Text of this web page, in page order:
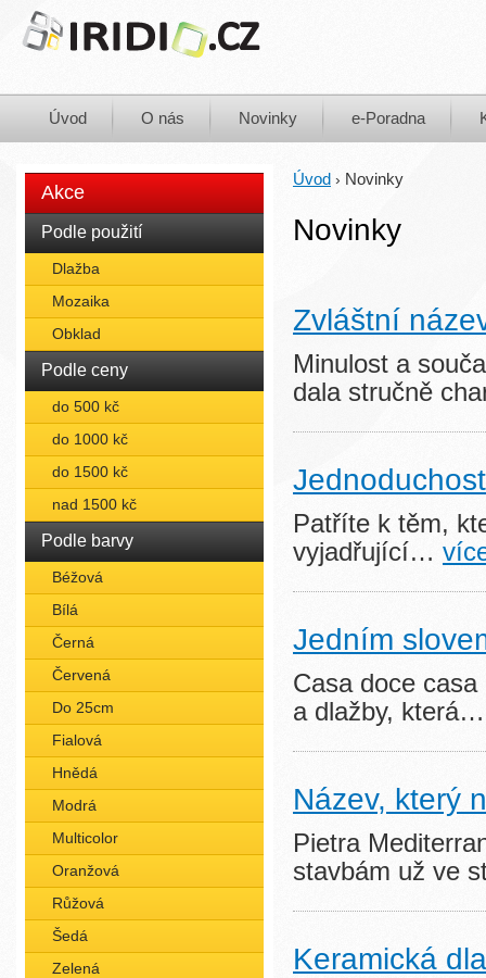
Úvod O nás Novinky e-Poradna
Akce
Podle použití
Dlažba
Mozaika
Obklad
Podle ceny
do 500 kč
do 1000 kč
do 1500 kč
nad 1500 kč
Podle barvy
Béžová
Bílá
Černá
Červená
Do 25cm
Fialová
Hnědá
Modrá
Multicolor
Oranžová
Růžová
Šedá
Zelená
Úvod › Novinky
Novinky
Zvláštní
Minulost a
dala stručně
Patříte k těm,
vyjadřující…
Jedním
Casa doce
a dlažby,
Název, který
Pietra
stavbám už ve
Keramická